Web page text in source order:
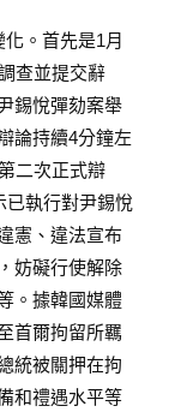
。首先是1月
查並提交辭
錫悅彈劾案舉
論持續4分鐘左
二次正式辯
已執行對尹錫悅
憲、違法宣布
妨礙行使解除
。據韓國媒體
首爾拘留所羈
統被關押在拘
和禮遇水平等